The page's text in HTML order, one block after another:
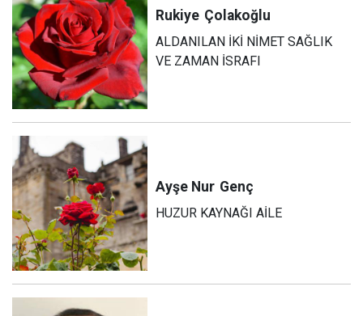
Rukiye Çolakoğlu
ALDANILAN İKİ NİMET SAĞLIK
VE ZAMAN İSRAFI
Ayşe Nur Genç
HUZUR KAYNAĞI AİLE